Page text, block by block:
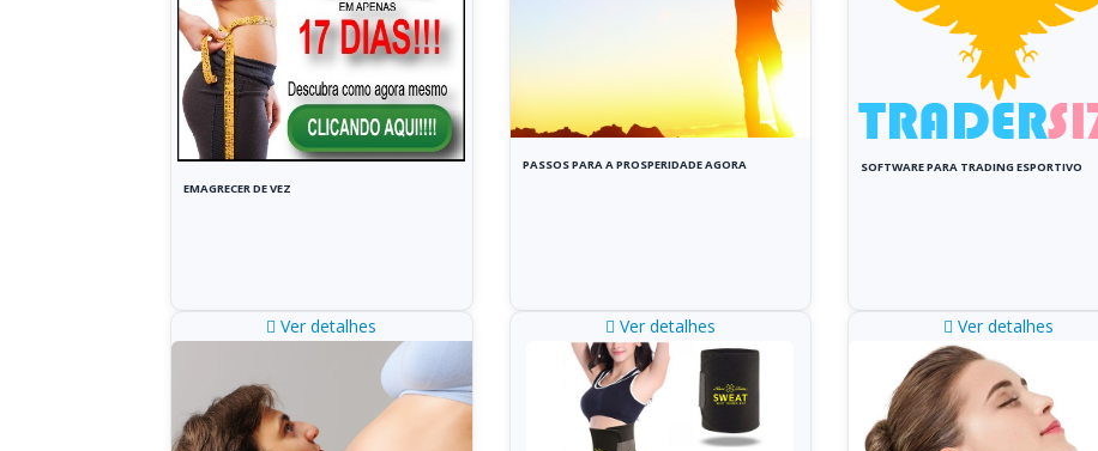
EMAGRECER DE VEZ
PASSOS PARA A PROSPERIDADE AGORA SOFTWARE PARA TRADING ESPORTIVO
Ver detalhes Ver detalhes Ver detalhes